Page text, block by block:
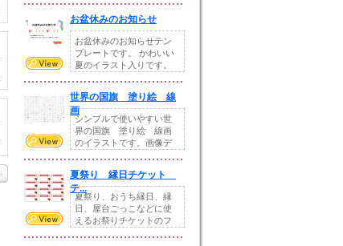
お盆休みのお知らせ
お盆休みのお知らせテン
プレートです。 かわいい
夏のイラスト入りです。
世界の国旗 塗り絵 線
画
シンプルで使いやすい世
界の国旗 塗り絵 線画
のイラストです。画像デ
夏祭り 縁日チケット
テ...
夏祭り、おうち縁日、縁
日、屋台ごっこなどに使
えるお祭りチケットのフ